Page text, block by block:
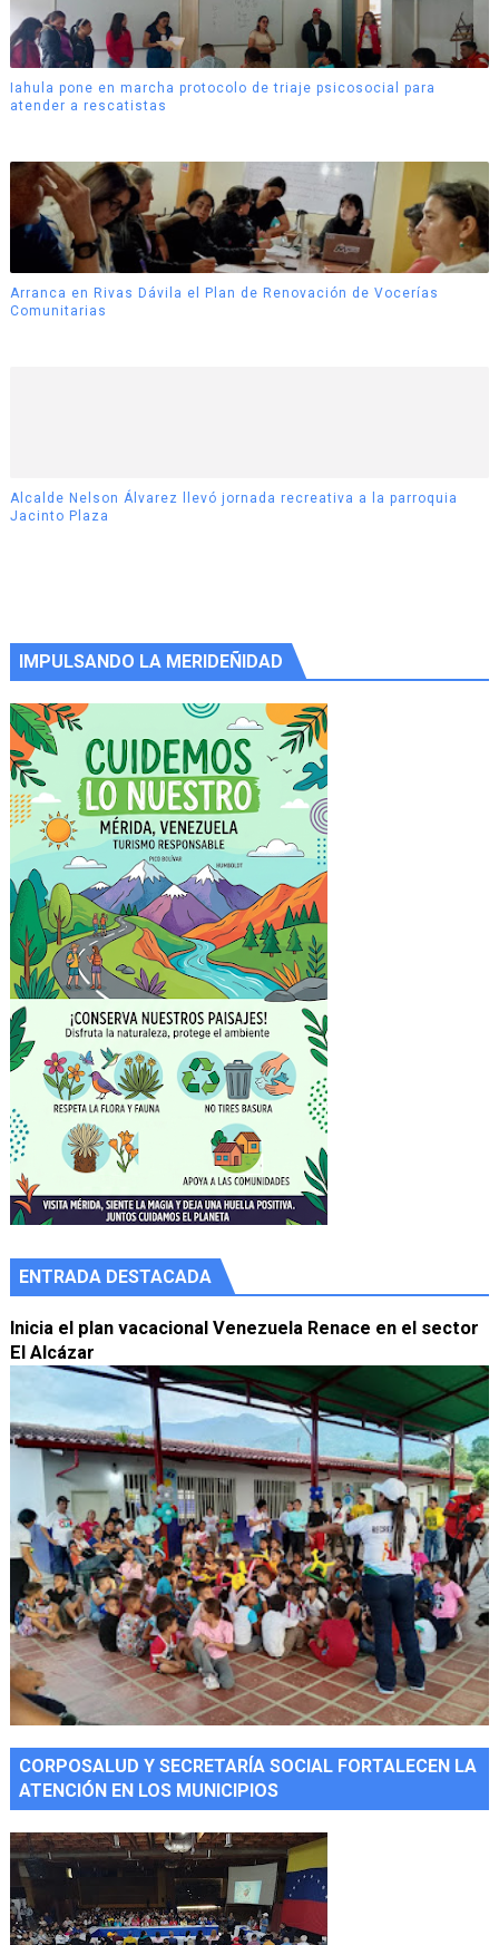
Iahula pone en marcha protocolo de triaje psicosocial para
atender a rescatistas
Arranca en Rivas Dávila el Plan de Renovación de Vocerías
Comunitarias
Alcalde Nelson Álvarez llevó jornada recreativa a la parroquia
Jacinto Plaza
IMPULSANDO LA MERIDEÑIDAD
ENTRADA DESTACADA
Inicia el plan vacacional Venezuela Renace en el sector
El Alcázar
CORPOSALUD Y SECRETARÍA SOCIAL FORTALECEN LA
ATENCIÓN EN LOS MUNICIPIOS